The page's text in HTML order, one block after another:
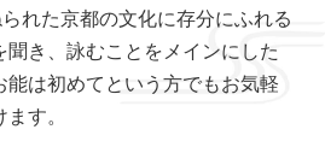
れた京都の文化に存分にふれる
き、詠むことをメインにした
は初めてという方でもお気軽
す。